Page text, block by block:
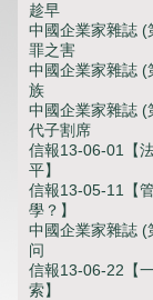
趁早
中國企業家雜誌
罪之害
中國企業家雜誌 (
族
中國企業家雜誌 (
代子割席
信報13-06-01【
平】
信報13-05-11【
學？】
中國企業家雜誌
问
信報13-06-22【
索】